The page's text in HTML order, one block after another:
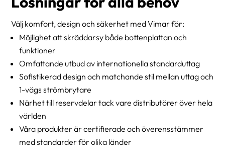
Välj komfort, design och säkerhet med Vimar för:
Möjlighet att skräddarsy både bottenplattan och
funktioner
Omfattande utbud av internationella standarduttag
Sofistikerad design och matchande stil mellan uttag och
1-vägs strömbrytare
Närhet till reservdelar tack vare distributörer över hela
världen
Våra produkter är certifierade och överensstämmer
med standarder för olika länder